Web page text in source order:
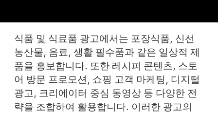
식품 및 식료품 광고에서는 포장식품, 신선
농산물, 음료, 생활 필수품과 같은 일상적 제
품을 홍보합니다. 또한 레시피 콘텐츠, 스토
어 방문 프로모션, 쇼핑 고객 마케팅, 디지털
광고, 크리에이터 중심 동영상 등 다양한 전
략을 조합하여 활용합니다. 이러한 광고의